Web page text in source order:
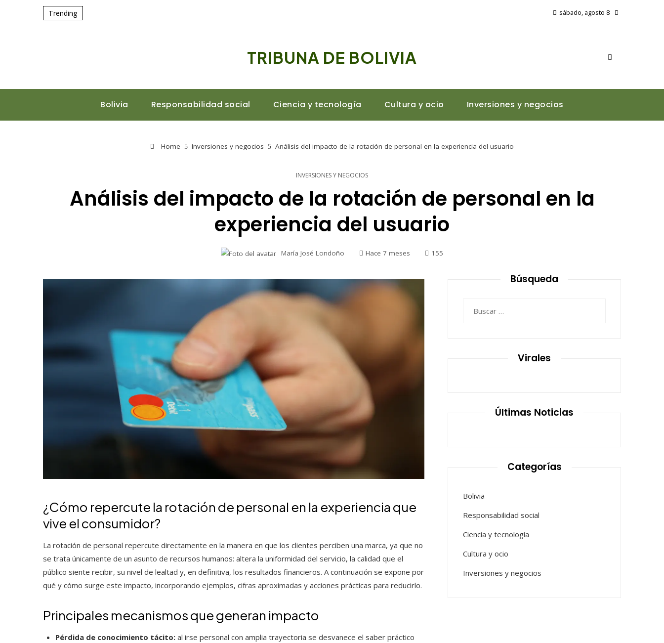
Trending sábado, agosto 8
TRIBUNA DE BOLIVIA
Bolivia Responsabilidad social Ciencia y tecnología Cultura y ocio Inversiones y negocios
Home Inversiones y negocios Análisis del impacto de la rotación de personal en la experiencia del usuario
INVERSIONES Y NEGOCIOS
Análisis del impacto de la rotación de personal en la
experiencia del usuario
María José Londoño Hace 7 meses 155
¿Cómo repercute la rotación de personal en la experiencia que
vive el consumidor?
La rotación de personal repercute directamente en la manera en que los clientes perciben una marca, ya que no
se trata únicamente de un asunto de recursos humanos: altera la uniformidad del servicio, la calidad que el
público siente recibir, su nivel de lealtad y, en definitiva, los resultados financieros. A continuación se expone por
qué y cómo surge este impacto, incorporando ejemplos, cifras aproximadas y acciones prácticas para reducirlo.
Principales mecanismos que generan impacto
Pérdida de conocimiento tácito: al irse personal con amplia trayectoria se desvanece el saber práctico
Búsqueda
Virales
Últimas Noticias
Categorías
Bolivia
Responsabilidad social
Ciencia y tecnología
Cultura y ocio
Inversiones y negocios